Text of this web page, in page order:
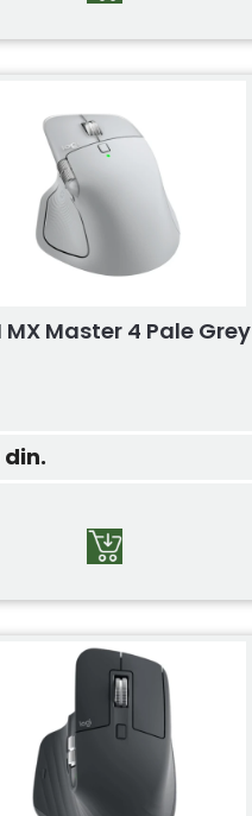
MX Master 4 Pale Grey
din.